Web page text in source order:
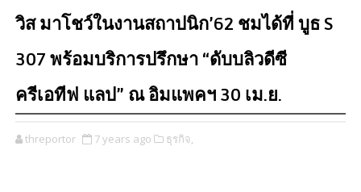
วิส มาโชว์ในงานสถาปนิก’62 ชมได้ที่ บูธ S
307 พร้อมบริการปรึกษา “ดับบลิวดีซี
ครีเอทีฟ แลป” ณ อิมแพคฯ 30 เม.ย.
threportor 7 years ago ธุรกิจ,